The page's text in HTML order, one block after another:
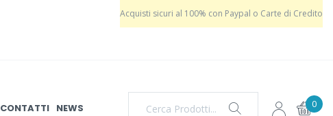
Acquisti sicuri al 100% con Paypal o Carte di Credito
CONTATTI NEWS 0